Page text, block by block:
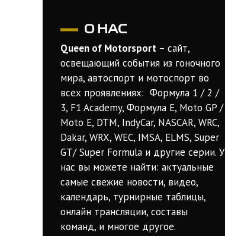
О НАС
Queen of Motorsport – сайт,
освещающий события из гоночного
мира, автоспорт и мотоспорт во
всех проявлениях: Формула 1 / 2 /
3, F1 Academy, Формула Е, Moto GP /
Moto E, DTM, IndyCar, NASCAR, WRC,
Dakar, WRX, WEC, IMSA, ELMS, Super
GT/ Super Formula и другие серии. У
нас вы можете найти: актуальные
самые свежие новости, видео,
календарь, турнирные таблицы,
онлайн трансляции, составы
команд, и многое другое.